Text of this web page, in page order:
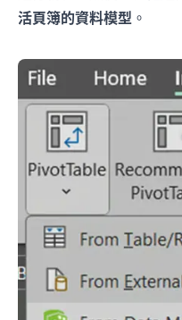
活頁簿的資料模型 。